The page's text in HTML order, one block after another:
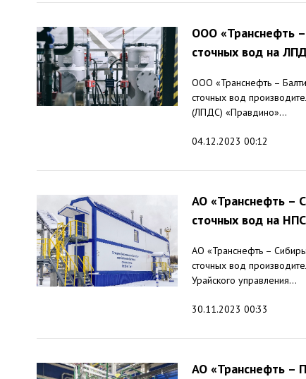
ООО «Транснефть
сточных вод на
ООО «Транснефть –
сточных вод
(ЛПДС) «Правдино»...
04.12.2023 00:12
АО «Транснефть –
сточных вод на
АО «Транснефть –
сточных вод
Урайского управления...
30.11.2023 00:33
АО «Транснефть –